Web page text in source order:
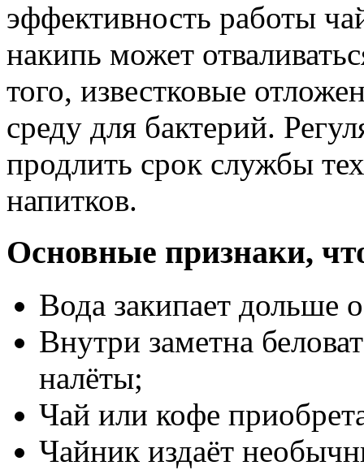
эффективность работы
накипь может
того, известковые
среду для бактерий.
продлить срок службы
напитков.
Основные признаки,
Вода закипает дольше
Внутри заметна
налёты;
Чай или кофе
Чайник издаёт